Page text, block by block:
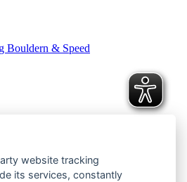
Bouldern & Speed
Speed
website tracking
its services, constantly